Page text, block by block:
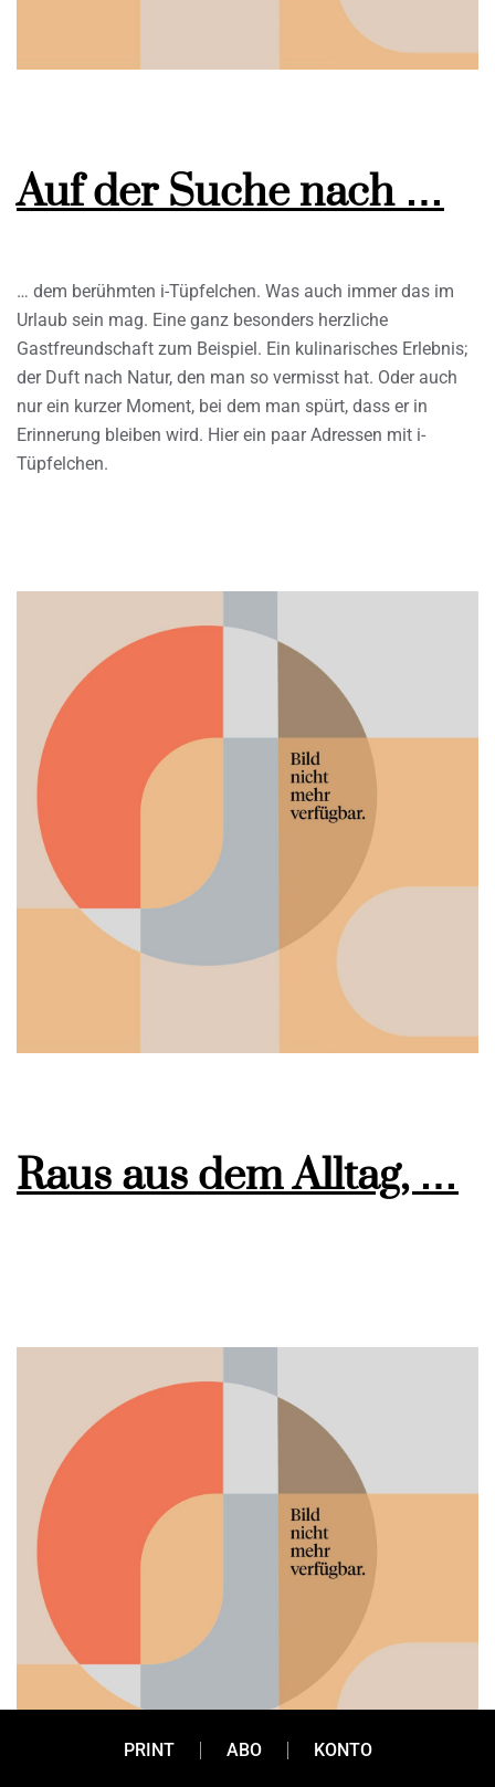
Auf der Suche nach …
… dem berühmten i-Tüpfelchen. Was auch immer das im
Urlaub sein mag. Eine ganz besonders herzliche
Gastfreundschaft zum Beispiel. Ein kulinarisches Erlebnis;
der Duft nach Natur, den man so vermisst hat. Oder auch
nur ein kurzer Moment, bei dem man spürt, dass er in
Erinnerung bleiben wird. Hier ein paar Adressen mit i-
Tüpfelchen.
Raus aus dem Alltag, …
PRINT ABO KONTO